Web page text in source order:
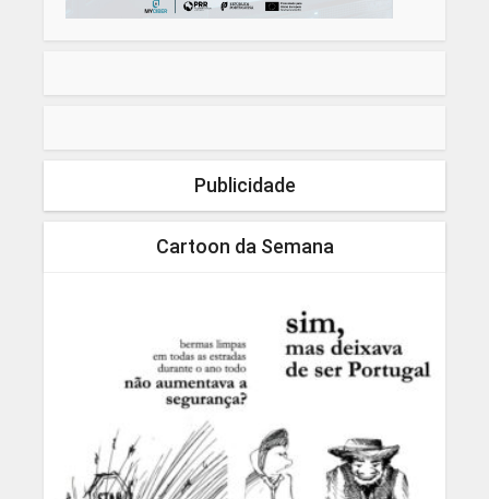
Publicidade
Cartoon da Semana